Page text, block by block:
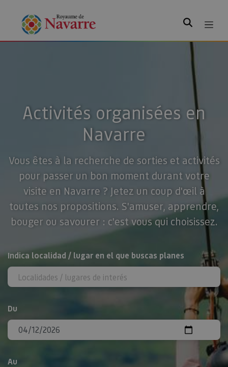
Rechercher
Activités organisées en
Navarre
Vous êtes à la recherche de sorties et activités
pour passer un bon moment durant votre
visite en Navarre ? Jetez un coup d'œil à
toutes nos propositions. S'amuser, apprendre,
bouger ou savourer : c'est vous qui choisissez.
Rechercher
Indica localidad / lugar en el que buscas planes
Du
Au